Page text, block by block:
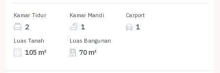
Kamar Tidur
2
Kamar Mandi
1
Carport
1
Luas Tanah
105 m²
Luas Bangunan
70 m²